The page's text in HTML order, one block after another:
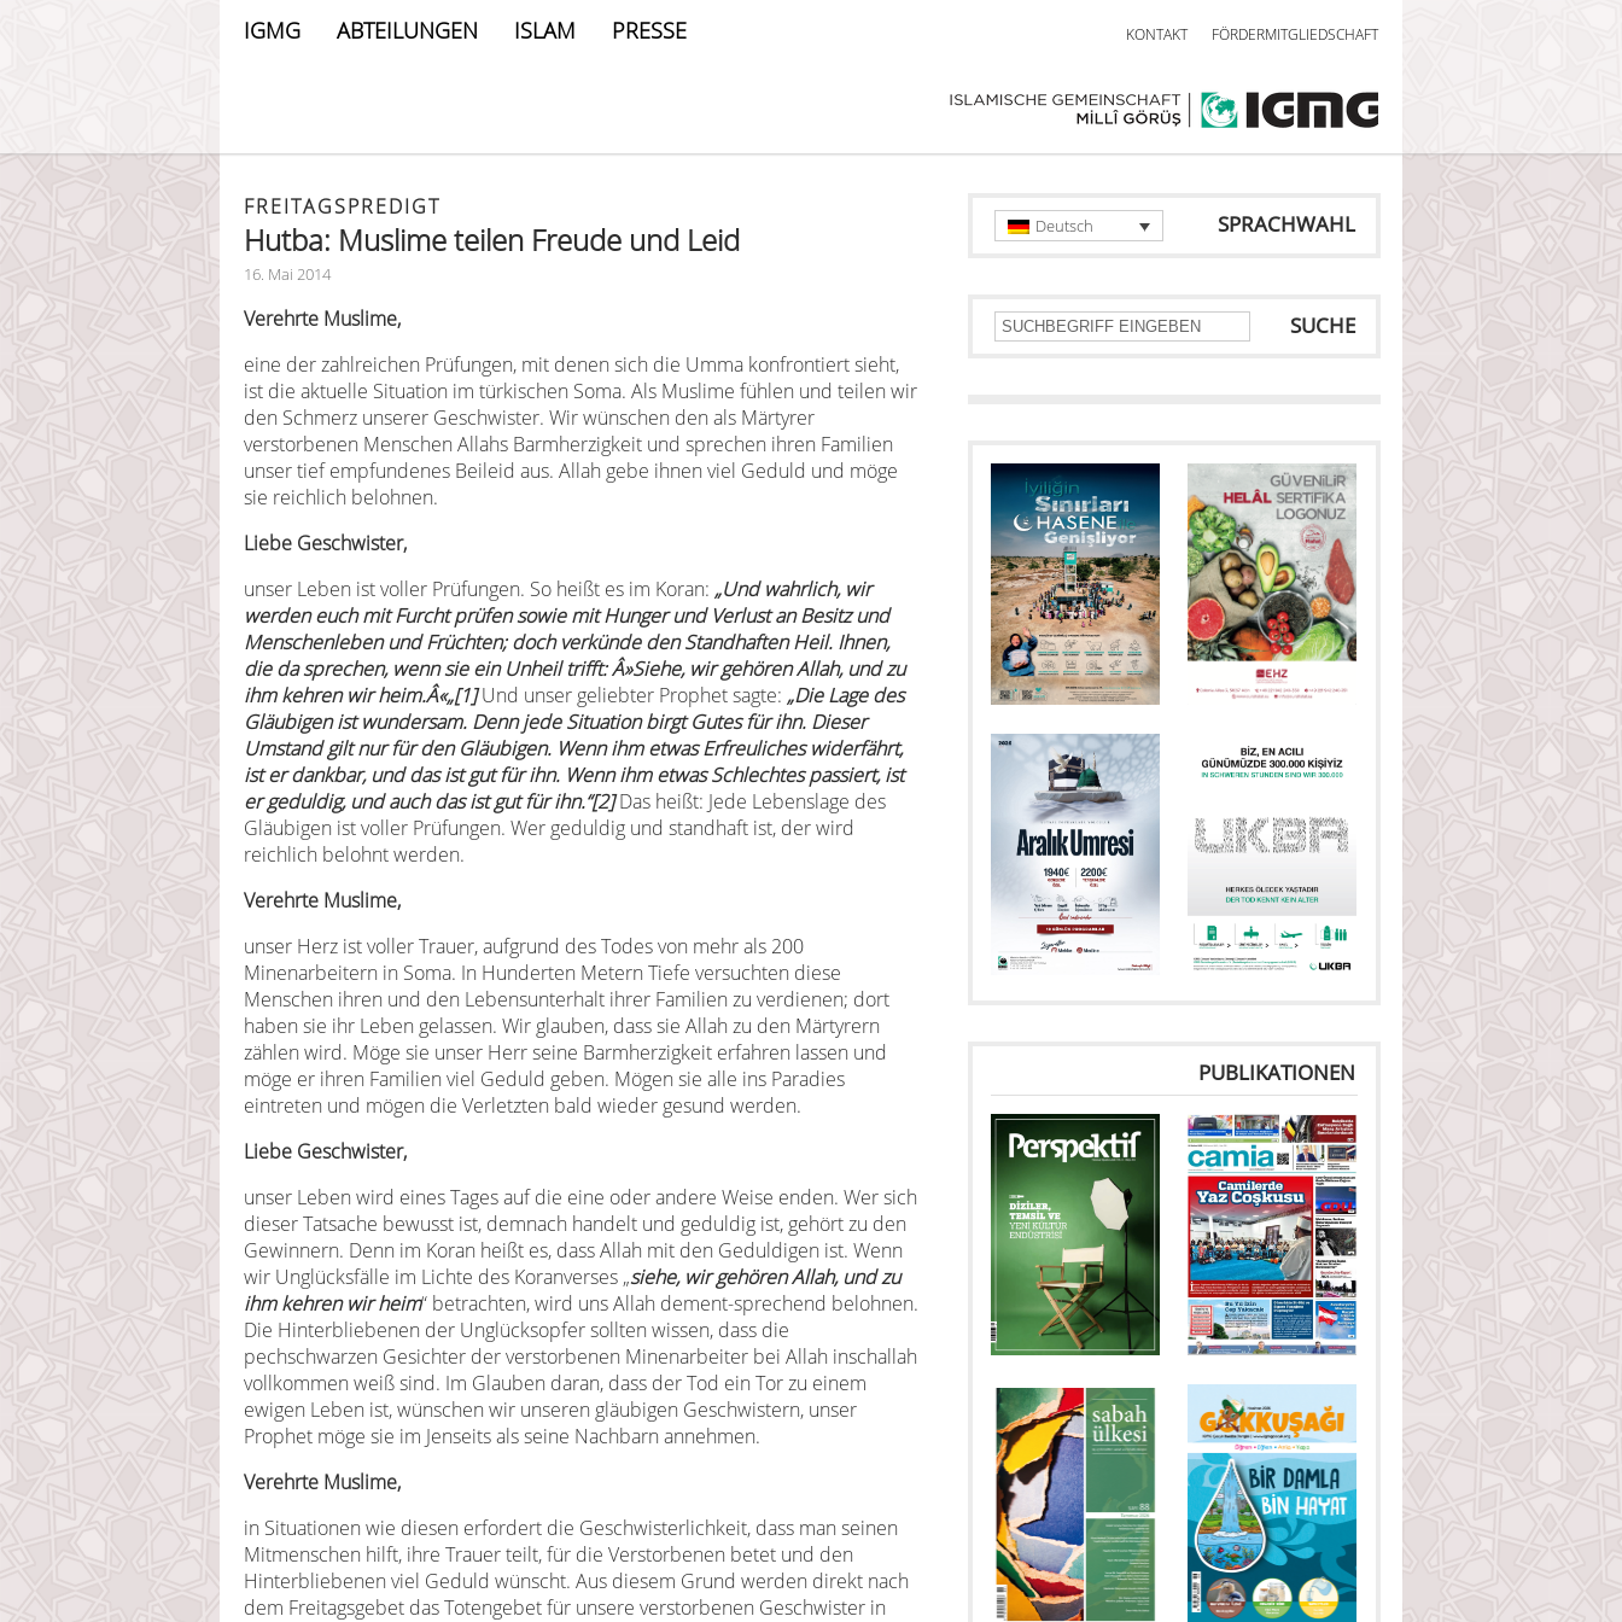
IGMG ABTEILUNGEN ISLAM PRESSE KONTAKT FÖRDERMITGLIEDSCHAFT
FREITAGSPREDIGT
Hutba: Muslime teilen Freude und Leid
16. Mai 2014
Verehrte Muslime,
eine der zahlreichen Prüfungen, mit denen sich die Umma konfrontiert sieht,
ist die aktuelle Situation im türkischen Soma. Als Muslime fühlen und teilen wir
den Schmerz unserer Geschwister. Wir wünschen den als Märtyrer
verstorbenen Menschen Allahs Barmherzigkeit und sprechen ihren Familien
unser tief empfundenes Beileid aus. Allah gebe ihnen viel Geduld und möge
sie reichlich belohnen.
Liebe Geschwister,
unser Leben ist voller Prüfungen. So heißt es im Koran: „Und wahrlich, wir
werden euch mit Furcht prüfen sowie mit Hunger und Verlust an Besitz und
Menschenleben und Früchten; doch verkünde den Standhaften Heil. Ihnen,
die da sprechen, wenn sie ein Unheil trifft: Â»Siehe, wir gehören Allah, und zu
ihm kehren wir heim.Â«„[1]Und unser geliebter Prophet sagte: „Die Lage des
Gläubigen ist wundersam. Denn jede Situation birgt Gutes für ihn. Dieser
Umstand gilt nur für den Gläubigen. Wenn ihm etwas Erfreuliches widerfährt,
ist er dankbar, und das ist gut für ihn. Wenn ihm etwas Schlechtes passiert, ist
er geduldig, und auch das ist gut für ihn.“[2]Das heißt: Jede Lebenslage des
Gläubigen ist voller Prüfungen. Wer geduldig und standhaft ist, der wird
reichlich belohnt werden.
Verehrte Muslime,
unser Herz ist voller Trauer, aufgrund des Todes von mehr als 200
Minenarbeitern in Soma. In Hunderten Metern Tiefe versuchten diese
Menschen ihren und den Lebensunterhalt ihrer Familien zu verdienen; dort
haben sie ihr Leben gelassen. Wir glauben, dass sie Allah zu den Märtyrern
zählen wird. Möge sie unser Herr seine Barmherzigkeit erfahren lassen und
möge er ihren Familien viel Geduld geben. Mögen sie alle ins Paradies
eintreten und mögen die Verletzten bald wieder gesund werden.
Liebe Geschwister,
unser Leben wird eines Tages auf die eine oder andere Weise enden. Wer sich
dieser Tatsache bewusst ist, demnach handelt und geduldig ist, gehört zu den
Gewinnern. Denn im Koran heißt es, dass Allah mit den Geduldigen ist. Wenn
wir Unglücksfälle im Lichte des Koranverses „siehe, wir gehören Allah, und zu
ihm kehren wir heim“ betrachten, wird uns Allah dement-sprechend belohnen.
Die Hinterbliebenen der Unglücksopfer sollten wissen, dass die
pechschwarzen Gesichter der verstorbenen Minenarbeiter bei Allah inschallah
vollkommen weiß sind. Im Glauben daran, dass der Tod ein Tor zu einem
ewigen Leben ist, wünschen wir unseren gläubigen Geschwistern, unser
Prophet möge sie im Jenseits als seine Nachbarn annehmen.
Verehrte Muslime,
in Situationen wie diesen erfordert die Geschwisterlichkeit, dass man seinen
Mitmenschen hilft, ihre Trauer teilt, für die Verstorbenen betet und den
Hinterbliebenen viel Geduld wünscht. Aus diesem Grund werden direkt nach
dem Freitagsgebet das Totengebet für unsere verstorbenen Geschwister in
SPRACHWAHL
Deutsch
SUCHE
PUBLIKATIONEN